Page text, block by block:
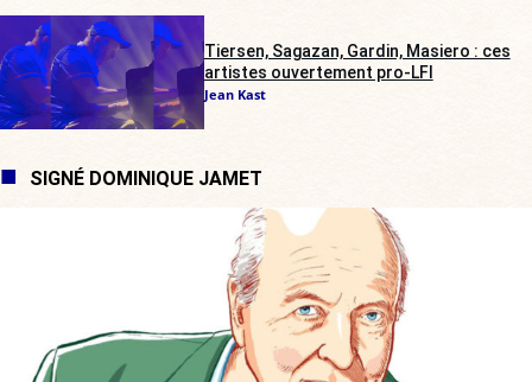
Tiersen, Sagazan, Gardin, Masiero : ces
artistes ouvertement pro-LFI
Jean Kast
SIGNÉ DOMINIQUE JAMET